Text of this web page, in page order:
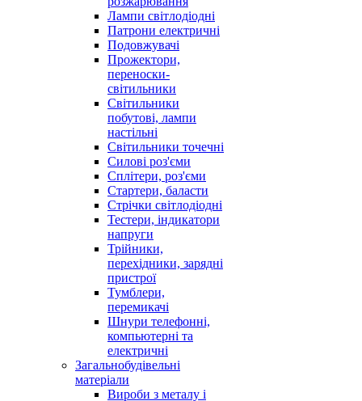
Лампи світлодіодні
Патрони електричні
Подовжувачі
Прожектори,
переноски-
світильники
Світильники
побутові, лампи
настільні
Світильники точечні
Силові роз'єми
Сплітери, роз'єми
Стартери, баласти
Стрічки світлодіодні
Тестери, індикатори
напруги
Трійники,
перехідники, зарядні
пристрої
Тумблери,
перемикачі
Шнури телефонні,
компьютерні та
електричні
Загальнобудівельні
матеріали
Вироби з металу і